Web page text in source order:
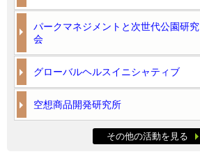
パークマネジメントと次世代公園研究
会
グローバルヘルスイニシャティブ
空想商品開発研究所
その他の活動を見る